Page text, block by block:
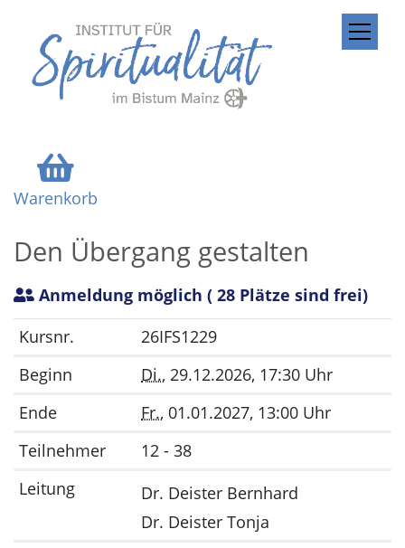
Warenkorb
Den Übergang gestalten
Anmeldung möglich ( 28 Plätze sind frei)
Kursnr.
26IFS1229
Beginn
Di., 29.12.2026, 17:30 Uhr
Ende
Fr., 01.01.2027, 13:00 Uhr
Teilnehmer
12 - 38
Leitung
Dr. Deister Bernhard
Dr. Deister Tonja